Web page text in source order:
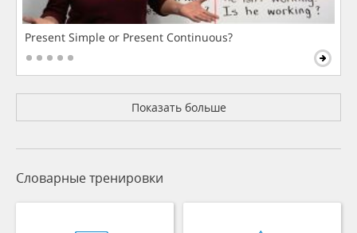
Present Simple or Present Continuous?
Показать больше
Словарные тренировки